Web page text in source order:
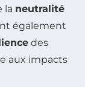
la neutralité
également
des
aux impacts